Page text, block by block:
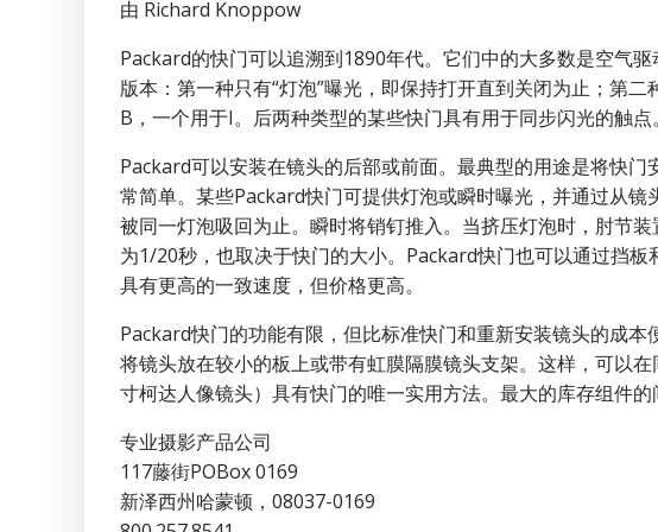
由 Richard Knoppow
Packard的快门可以追溯到1890年代。它们中的大多数是空气
版本：第一种只有“灯泡”曝光，即保持打开直到关闭为止；第
B，一个用于I。后两种类型的某些快门具有用于同步闪光的触
Packard可以安装在镜头的后部或前面。最典型的用途是将快
常简单。某些Packard快门可提供灯泡或瞬时曝光，并通过从
被同一灯泡吸回为止。瞬时将销钉推入。当挤压灯泡时，肘节
为1/20秒，也取决于快门的大小。Packard快门也可以通过挡
具有更高的一致速度，但价格更高。
Packard快门的功能有限，但比标准快门和重新安装镜头的成
将镜头放在较小的板上或带有虹膜隔膜镜头支架。这样，可以
寸柯达人像镜头）具有快门的唯一实用方法。最大的库存组件
专业摄影产品公司
117藤街POBox 0169
新泽西州哈蒙顿，08037-0169